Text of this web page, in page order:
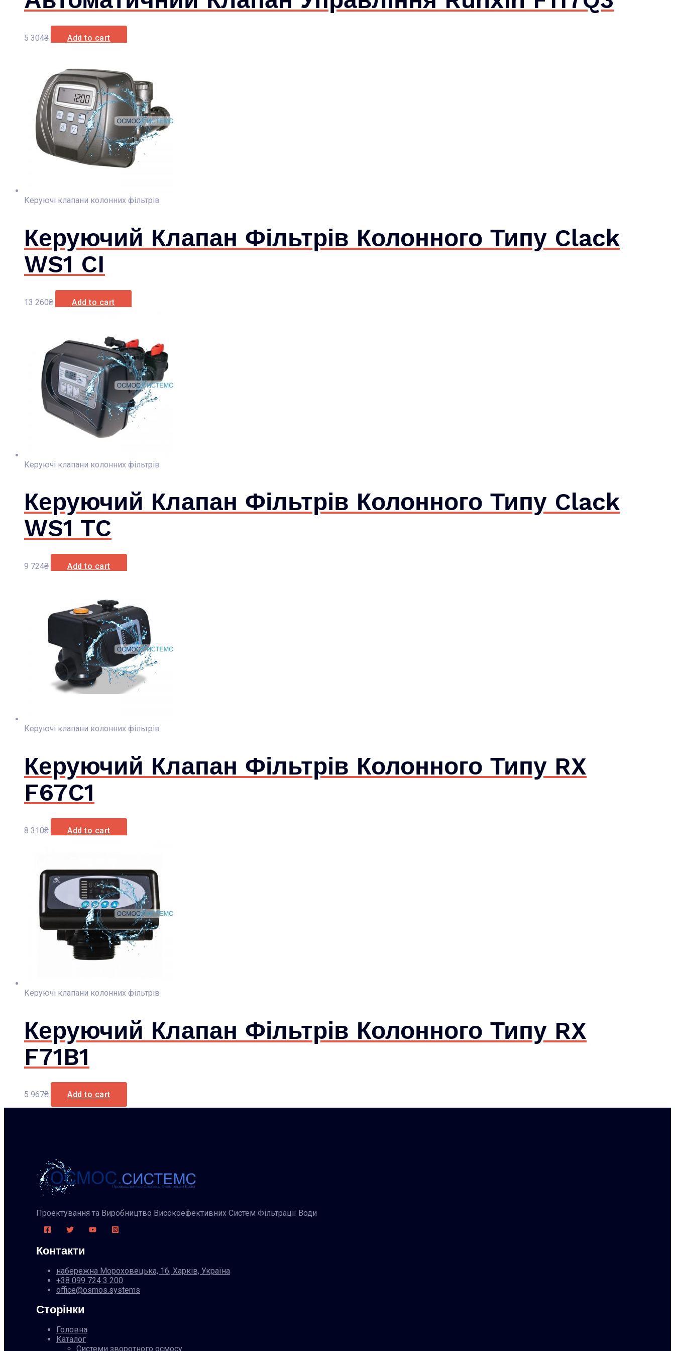
5 304₴ Add to cart
Керуючі клапани колонних фільтрів
Керуючий Клапан Фільтрів Колонного Типу Clack
WS1 CI
13 260₴ Add to cart
Керуючі клапани колонних фільтрів
Керуючий Клапан Фільтрів Колонного Типу Clack
WS1 TC
9 724₴ Add to cart
Керуючі клапани колонних фільтрів
Керуючий Клапан Фільтрів Колонного Типу RX
F67C1
8 310₴ Add to cart
Керуючі клапани колонних фільтрів
Керуючий Клапан Фільтрів Колонного Типу RX
F71B1
5 967₴ Add to cart
Проектування та Виробництво Високоефективних Систем Фільтрації Води
Контакти
набережна Мороховецька, 16, Харків, Україна
+38 099 724 3 200
office@osmos.systems
Сторінки
Головна
Каталог
Системи зворотного осмосу